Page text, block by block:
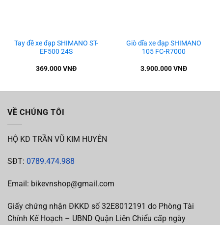
Tay đề xe đạp SHIMANO ST-
EF500 24S
369.000VNĐ
Giò dĩa xe đạp SHIMANO
105 FC-R7000
3.900.000VNĐ
VỀ CHÚNG TÔI
HỘ KD TRẦN VŨ KIM HUYÊN
SĐT: 0789.474.988
Email: bikevnshop@gmail.com
Giấy chứng nhận ĐKKD số 32E8012191 do Phòng Tài
Chính Kế Hoạch – UBND Quận Liên Chiểu cấp ngày